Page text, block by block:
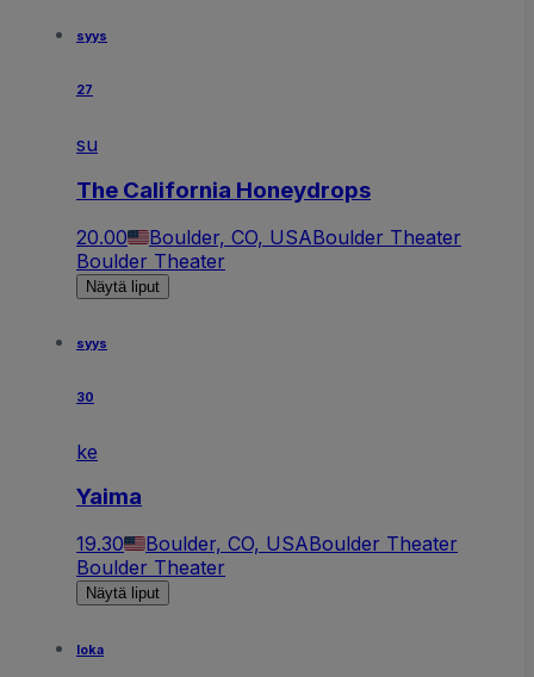
syys
27
su
The California Honeydrops
20.00 Boulder, CO, USABoulder Theater
Boulder Theater
Näytä liput
syys
30
ke
Yaima
19.30 Boulder, CO, USABoulder Theater
Boulder Theater
Näytä liput
loka